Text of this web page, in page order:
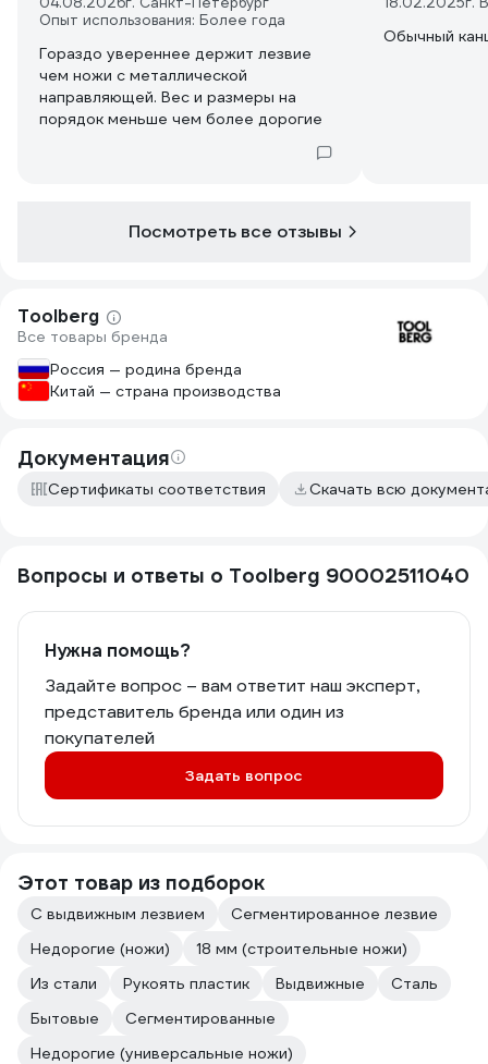
Опыт использования: Более года
Гораздо увереннее держит лезвие
чем ножи с металлической
направляющей. Вес и размеры на
порядок меньше чем более дорогие
Обычный
Посмотреть все отзывы
Toolberg
Все товары бренда
Россия — родина бренда
Китай — страна производства
Документация
Сертификаты соответствия Скачать всю
Вопросы и ответы о Toolberg 90002511040
Нужна помощь?
Задайте вопрос – вам ответит наш эксперт,
представитель бренда или один из
покупателей
Задать вопрос
Этот товар из подборок
С выдвижным лезвием
Сегментированное лезвие
Недорогие (ножи)
18 мм (строительные ножи)
Из стали
Рукоять пластик Выдвижные
Сталь
Бытовые
Сегментированные
Недорогие (универсальные ножи)